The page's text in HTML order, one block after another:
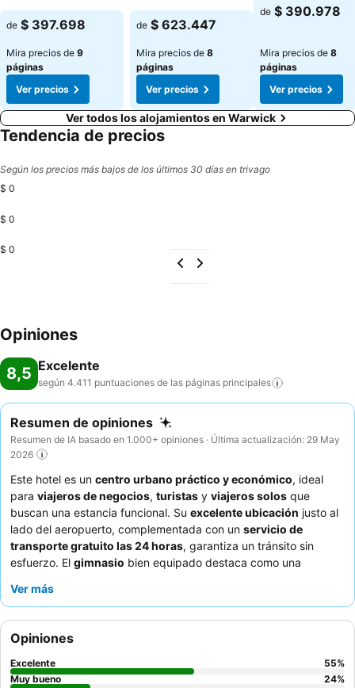
de $ 397.698
Mira precios de 9
páginas
Ver precios
de $ 623.447
Mira precios de 8
páginas
Ver precios
de $ 390.978
Mira precios de 8
páginas
Ver precios
Ver todos los alojamientos en Warwick
Tendencia de precios
Según los precios más bajos de los últimos 30 días en trivago
$ 0
$ 0
$ 0
Opiniones
8,5 Excelente
según 4.411 puntuaciones de las páginas principales
Resumen de opiniones
Resumen de IA basado en 1.000+ opiniones · Última actualización: 29 May
2026
Este hotel es un centro urbano práctico y económico, ideal
para viajeros de negocios, turistas y viajeros solos que
buscan una estancia funcional. Su excelente ubicación justo al
lado del aeropuerto, complementada con un servicio de
transporte gratuito las 24 horas, garantiza un tránsito sin
esfuerzo. El gimnasio bien equipado destaca como una
rutinas. Los huéspedes elogian constantemente al
por su variedad y calidad. Para una experiencia más tranquila,
se recomienda solicitar una habitación que no dé a la autopista.
Ver más
Opiniones
Excelente 55%
Muy bueno
24%